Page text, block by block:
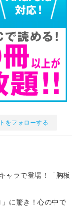
をフォローする
ャラで登場！「胸板
に驚き！心の中で